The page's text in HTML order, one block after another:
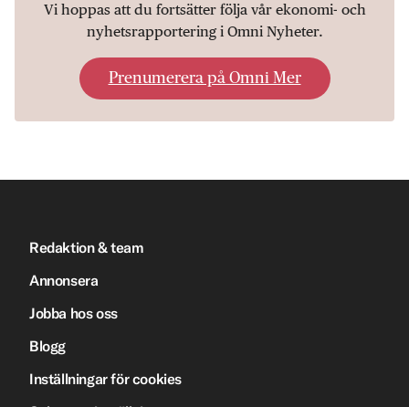
Vi hoppas att du fortsätter följa vår ekonomi- och
nyhetsrapportering i Omni Nyheter.
Prenumerera på Omni Mer
Redaktion & team
Annonsera
Jobba hos oss
Blogg
Inställningar för cookies